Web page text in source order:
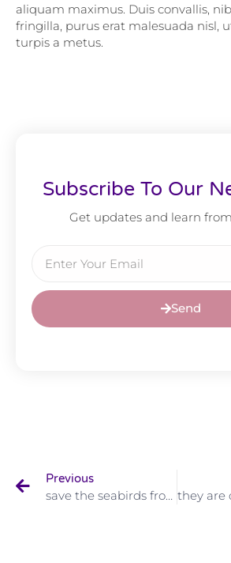
aliquam maximus. Duis convallis,
fringilla, purus erat malesuada nisl,
turpis a metus.
Subscribe To Our
Get updates and learn
Send
Previous